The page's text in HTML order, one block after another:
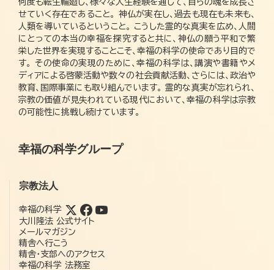
せていく存在であること。 神仏が実在し、過去も現在も未来も、
人類を導いているということ。 こうした霊的な真実を広め、人間
にとっての本当の幸福を探究すると共に、神仏の願う平和で繁
栄した世界を実現することこそ、幸福の科学の使命であり目的で
す。 その使命の実現のために、幸福の科学は、講演や書籍やメ
ディアによる啓蒙活動や数々の社会貢献活動、さらには、政治や
教育、国際事業にも取り組んでいます。 霊的な真実が忘れられ、
宗教の価値が見失われている現代において、幸福の科学は宗教
の可能性に挑戦し続けています。
幸福の科学グループ
宗教法人
幸福の科学
大川隆法 公式サイト
メールマガジン
精舎へ行こう
精舎・支部へのアクセス
幸福の科学 法務室